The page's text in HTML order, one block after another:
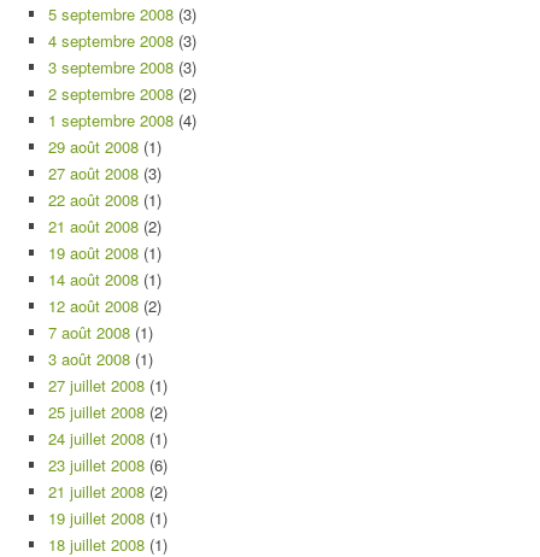
5 septembre 2008 (3)
4 septembre 2008 (3)
3 septembre 2008 (3)
2 septembre 2008 (2)
1 septembre 2008 (4)
29 août 2008 (1)
27 août 2008 (3)
22 août 2008 (1)
21 août 2008 (2)
19 août 2008 (1)
14 août 2008 (1)
12 août 2008 (2)
7 août 2008 (1)
3 août 2008 (1)
27 juillet 2008 (1)
25 juillet 2008 (2)
24 juillet 2008 (1)
23 juillet 2008 (6)
21 juillet 2008 (2)
19 juillet 2008 (1)
18 juillet 2008 (1)